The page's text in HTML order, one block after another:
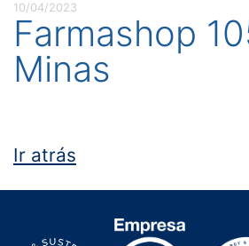
10/04/2023
Farmashop
Minas
Ir atrás